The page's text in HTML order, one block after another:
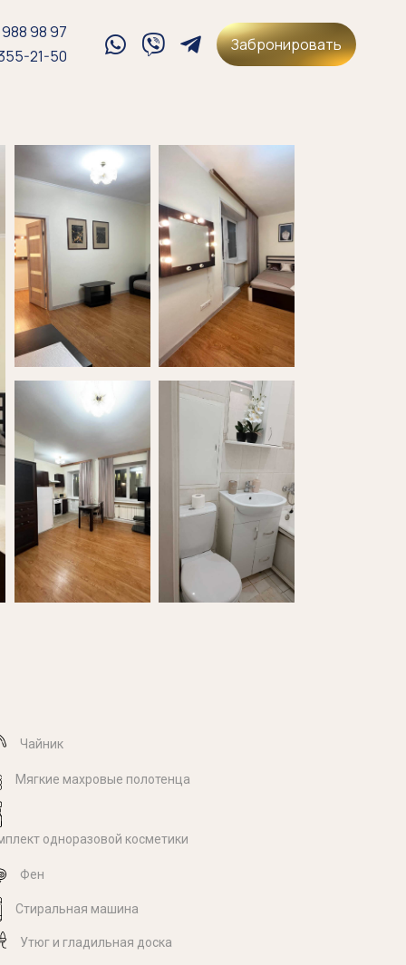
98 97
21-50
Забронировать
Чайник
Мягкие махровые полотенца
одноразовой косметики
Фен
Стиральная машина
Утюг и гладильная доска